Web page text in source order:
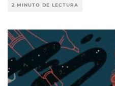
2 MINUTO DE LECTURA